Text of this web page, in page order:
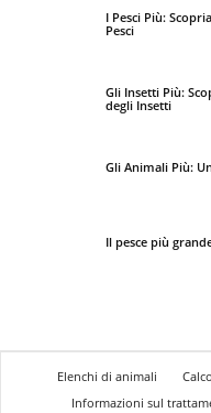
I Pesci Più:
Pesci
Gli Insetti Più:
degli Insetti
Gli Animali Più:
Il pesce più
Elenchi di animali
Informazioni sul